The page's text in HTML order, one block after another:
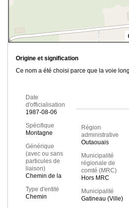
Origine et signification
Ce nom a été choisi parce que la voie
Date
d'officialisation
1987-08-06
Spécifique
Montagne
Générique
(avec ou sans
particules de
liaison)
Chemin de la
Type d'entité
Chemin
Région
administrative
Outaouais
Municipalité
régionale de
comté (MRC)
Hors MRC
Municipalité
Gatineau (Ville)